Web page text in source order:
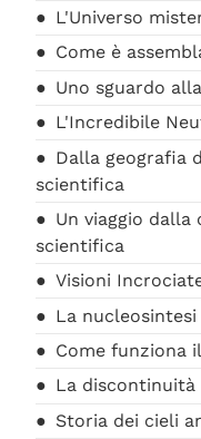
L'Universo
Come è
Uno sguardo
L'Incredibile
Dalla geografia
scientifica
Un viaggio
scientifica
Visioni
La
Come funziona
La
Storia dei cieli